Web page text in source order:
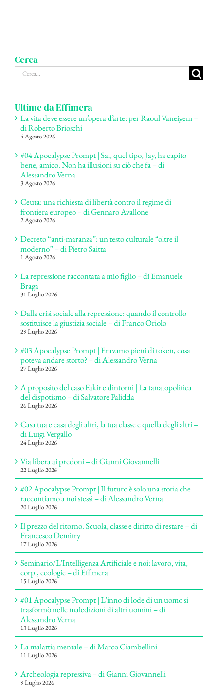
Cerca
Cerca
per:
Ultime da Effimera
La vita deve essere un’opera d’arte: per Raoul Vaneigem –
di Roberto Brioschi
4 Agosto 2026
#04 Apocalypse Prompt | Sai, quel tipo, Jay, ha capito
bene, amico. Non ha illusioni su ciò che fa – di
Alessandro Verna
3 Agosto 2026
Ceuta: una richiesta di libertà contro il regime di
frontiera europeo – di Gennaro Avallone
2 Agosto 2026
Decreto “anti-maranza”: un testo culturale “oltre il
moderno” – di Pietro Saitta
1 Agosto 2026
La repressione raccontata a mio figlio – di Emanuele
Braga
31 Luglio 2026
Dalla crisi sociale alla repressione: quando il controllo
sostituisce la giustizia sociale – di Franco Oriolo
29 Luglio 2026
#03 Apocalypse Prompt | Eravamo pieni di token, cosa
poteva andare storto? – di Alessandro Verna
27 Luglio 2026
A proposito del caso Fakir e dintorni | La tanatopolitica
del dispotismo – di Salvatore Palidda
26 Luglio 2026
Casa tua e casa degli altri, la tua classe e quella degli altri –
di Luigi Vergallo
24 Luglio 2026
Via libera ai predoni – di Gianni Giovannelli
22 Luglio 2026
#02 Apocalypse Prompt | Il futuro è solo una storia che
raccontiamo a noi stessi – di Alessandro Verna
20 Luglio 2026
Il prezzo del ritorno. Scuola, classe e diritto di restare – di
Francesco Demitry
17 Luglio 2026
Seminario/L’Intelligenza Artificiale e noi: lavoro, vita,
corpi, ecologie – di Effimera
15 Luglio 2026
#01 Apocalypse Prompt | L’inno di lode di un uomo si
trasformò nelle maledizioni di altri uomini – di
Alessandro Verna
13 Luglio 2026
La malattia mentale – di Marco Ciambellini
11 Luglio 2026
Archeologia repressiva – di Gianni Giovannelli
9 Luglio 2026